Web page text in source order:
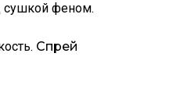
сушкой феном.
Спрей